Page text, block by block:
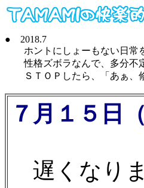
● 2018.7
ホントにしょーもない日常
性格ズボラなんで、多分不定
ＳＴＯＰしたら、「あぁ、修
７月１５日（
遅くなり